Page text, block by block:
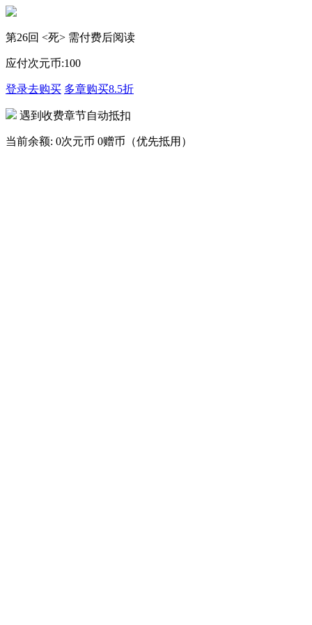
第26回 <死> 需付费后阅读
应付次元币:100
登录去购买 多章购买8.5折
遇到收费章节自动抵扣
当前余额: 0次元币 0赠币（优先抵用）